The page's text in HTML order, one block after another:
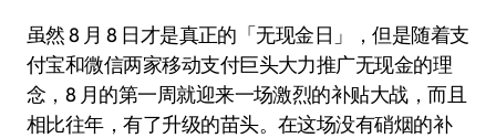
虽然 8 月 8 日才是真正的「无现金日」，但是随着支
付宝和微信两家移动支付巨头大力推广无现金的理
念，8 月的第一周就迎来一场激烈的补贴大战，而且
相比往年，有了升级的苗头。在这场没有硝烟的补